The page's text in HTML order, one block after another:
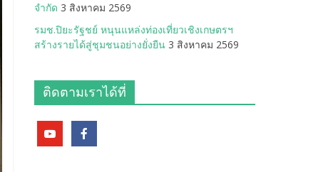
จำกัด 3 สิงหาคม 2569
รมช.ปิยะรัฐชย์ หนุนแหล่งท่องเที่ยวเชิงเกษตรฯ
สร้างรายได้สู่ชุมชนอย่างยั่งยืน 3 สิงหาคม 2569
ติดตามเราได้ที่